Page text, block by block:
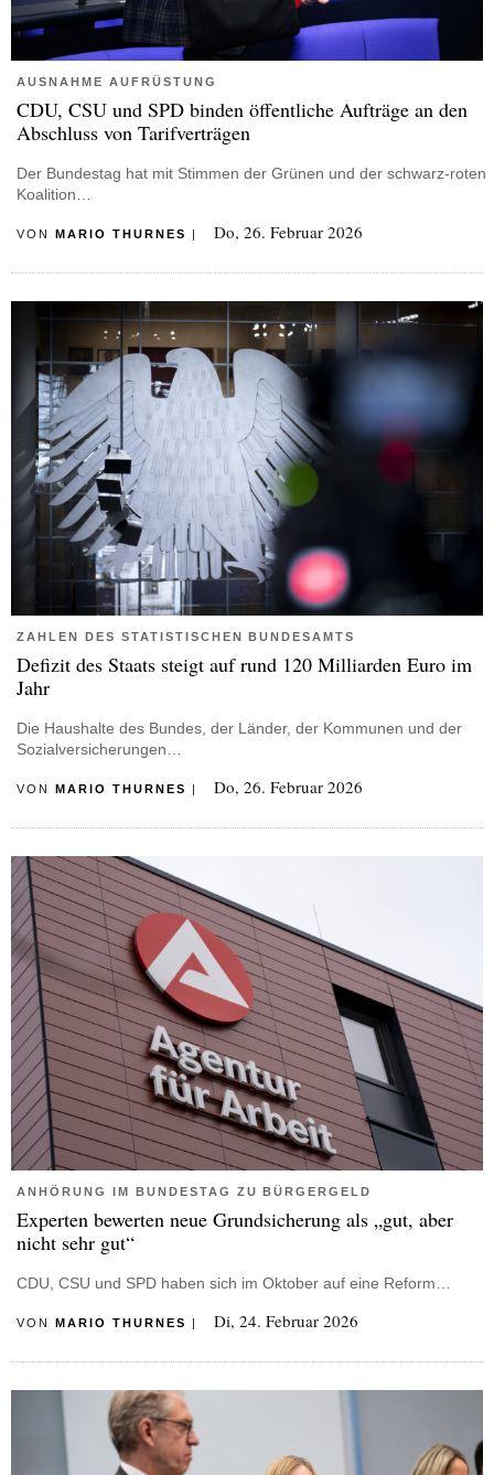
AUSNAHME AUFRÜSTUNG
CDU, CSU und SPD binden öffentliche Aufträge an den
Abschluss von Tarifverträgen
Der Bundestag hat mit Stimmen der Grünen und der schwarz-roten
Koalition…
VON MARIO THURNES Do, 26. Februar 2026
ZAHLEN DES STATISTISCHEN BUNDESAMTS
Defizit des Staats steigt auf rund 120 Milliarden Euro im
Jahr
Die Haushalte des Bundes, der Länder, der Kommunen und der
Sozialversicherungen…
VON MARIO THURNES Do, 26. Februar 2026
ANHÖRUNG IM BUNDESTAG ZU BÜRGERGELD
Experten bewerten neue Grundsicherung als „gut, aber
nicht sehr gut“
CDU, CSU und SPD haben sich im Oktober auf eine Reform…
VON MARIO THURNES Di, 24. Februar 2026